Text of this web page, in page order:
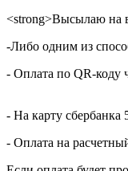
<strong>Высылаю на
-Либо одним из
- Оплата по QR-коду
- На карту
- Оплата на